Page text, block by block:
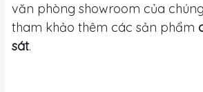
văn phòng showroom của
tham khảo thêm các sản phẩm
sát.